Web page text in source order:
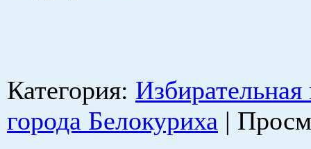
Категория: Избирательная
города Белокуриха |